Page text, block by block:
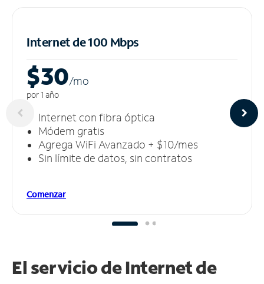
Internet de 100 Mbps
$30/mo
por 1 año
Internet con fibra óptica
Módem gratis
Agrega WiFi Avanzado + $10/mes
Sin límite de datos, sin contratos
Comenzar
El servicio de Internet de